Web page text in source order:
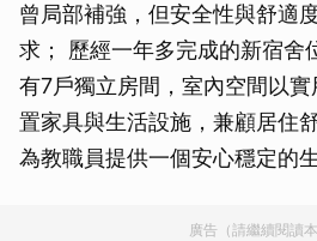
曾局部補強，但安全性與舒適
求； 歷經一年多完成的新宿舍
有7戶獨立房間，室內空間以
置家具與生活設施，兼顧居住
為教職員提供一個安心穩定的生
廣告（請繼續閱讀本